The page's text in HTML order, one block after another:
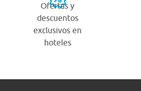
Ofertas y
descuentos
exclusivos en
hoteles